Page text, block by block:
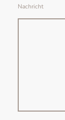
Nachricht